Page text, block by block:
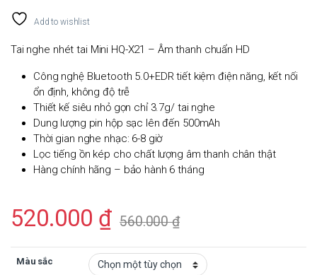
Add to wishlist
Tai nghe nhét tai Mini HQ-X21 – Âm thanh chuẩn HD
Công nghệ Bluetooth 5.0+EDR tiết kiệm điện năng, kết nối
ổn định, không độ trễ
Thiết kế siêu nhỏ gọn chỉ 3.7g/ tai nghe
Dung lượng pin hộp sạc lên đến 500mAh
Thời gian nghe nhạc: 6-8 giờ
Lọc tiếng ồn kép cho chất lượng âm thanh chân thật
Hàng chính hãng – bảo hành 6 tháng
520.000 ₫ 560.000₫
Màu sắc